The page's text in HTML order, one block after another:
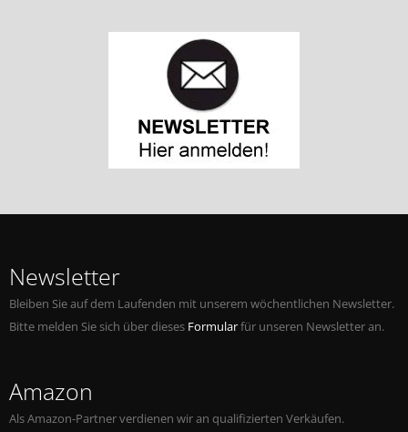
Newsletter
Bleiben Sie auf dem Laufenden mit unserem wöchentlichen Newsletter.
Bitte melden Sie sich über dieses Formularfür unseren Newsletter an.
Amazon
Als Amazon-Partner verdienen wir an qualifizierten Verkäufen.